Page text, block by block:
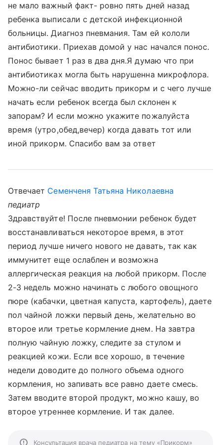
не мало важный факт- ровно пять дней назад
ребенка выписали с детской инфекционной
больницы. Диагноз пневмания. Там ей кололи
антибиотики. Приехав домой у нас начался понос.
Понос бывает 1 раз в два дня.Я думаю что при
антибиотиках могла быть нарушенна микрофлора.
Можно-ли сейчас вводить прикорм и с чего лучше
начать если ребенок всегда был склонен к
запорам? И если можно укажите пожалуйста
время (утро,обед,вечер) когда давать тот или
иной прикорм. Спасибо вам за ответ
Отвечает Семенченя Татьяна Николаевна
педиатр
Здравствуйте! После пневмонии ребенок будет
восстанавливаться некоторое время, в этот
период лучше ничего нового не давать, так как
иммунитет еще ослаблен и возможна
аллергическая реакция на любой прикорм. После
2-3 недель можно начинать с любого овощного
пюре (кабачки, цветная капуста, картофель), даете
пол чайной ложки первый день, желательно во
второе или третье кормление днем. На завтра
полную чайную ложку, следите за стулом и
реакцией кожи. Если все хорошо, в течение
недели доводите до полного объема одного
кормления, но запивать все равно даете смесь.
Затем вводите второй продукт, можно кашу, во
второе утреннее кормление. И так далее.
Консультация врача педиатра на тему «Прикорм»